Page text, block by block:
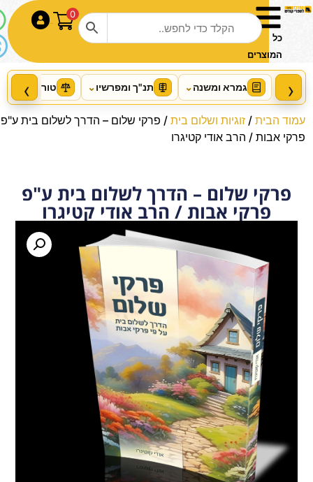
סידור למען שמו באהבה מוטבע
₪15.00
0
כל
המוצרים
‹ גמרא ומשנה⌄ תנ"ך ומפרשיו⌄ טור ושו"ע ›
עמוד הבית/ זוגיות ושלום בית/ פרקי שלום – הדרך לשלום בית ע"פ
פרקי אבות / הרב אודי קטיגרו
פרקי שלום – הדרך לשלום בית ע"פ
פרקי אבות / הרב אודי קטיגרו